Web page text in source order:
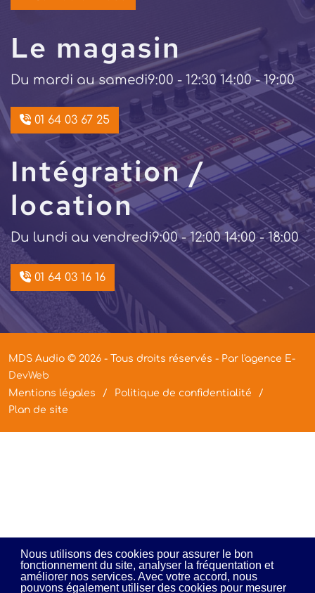
Nous utilisons des cookies pour assurer le bon
fonctionnement du site, analyser la fréquentation et
améliorer nos services. Avec votre accord, nous
pouvons également utiliser des cookies pour mesurer
Le magasin
Du mardi au samedi9:00 - 12:30 14:00 - 19:00
01 64 03 67 25
Intégration /
location
Du lundi au vendredi9:00 - 12:00 14:00 - 18:00
01 64 03 16 16
MDS Audio © 2026 - Tous droits réservés - Par l'agence E-
DevWeb
Mentions légales
Politique de confidentialité
Plan de site